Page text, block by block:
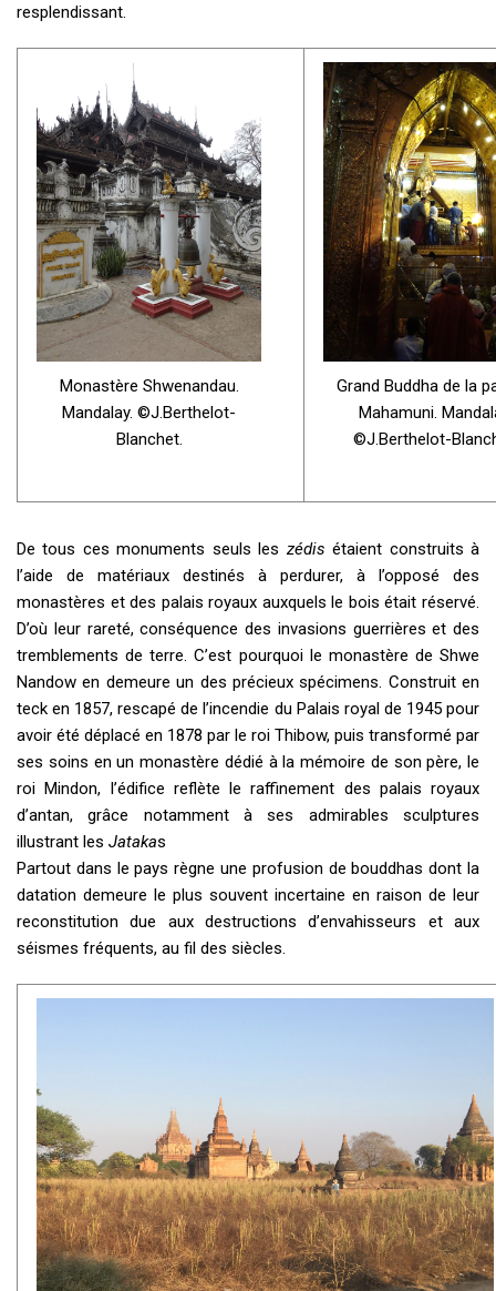
resplendissant.
Monastère Shwenandau.
Mandalay. ©J.Berthelot-
Blanchet.
Grand Buddha de la
Mahamuni.
©J.Berthelot-
De tous ces monuments seuls les zédis étaient construits à
l’aide de matériaux destinés à perdurer, à l’opposé des
monastères et des palais royaux auxquels le bois était réservé.
D’où leur rareté, conséquence des invasions guerrières et des
tremblements de terre. C’est pourquoi le monastère de Shwe
Nandow en demeure un des précieux spécimens. Construit en
teck en 1857, rescapé de l’incendie du Palais royal de 1945 pour
avoir été déplacé en 1878 par le roi Thibow, puis transformé par
ses soins en un monastère dédié à la mémoire de son père, le
roi Mindon, l’édifice reflète le raffinement des palais royaux
d’antan, grâce notamment à ses admirables sculptures
illustrant les Jatakas
Partout dans le pays règne une profusion de bouddhas dont la
datation demeure le plus souvent incertaine en raison de leur
reconstitution due aux destructions d’envahisseurs et aux
séismes fréquents, au fil des siècles.